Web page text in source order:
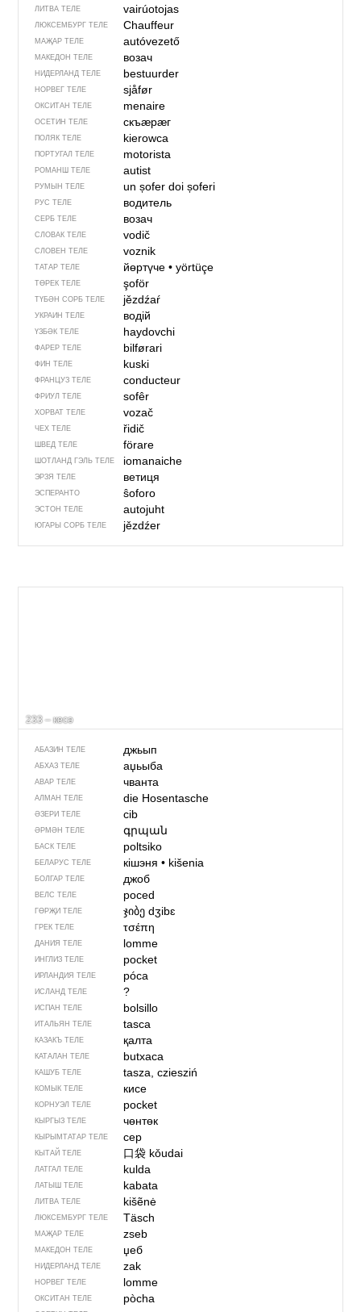
ЛИТВА ТЕЛЕ vairúotojas
ЛЮКСЕМБУРГ ТЕЛЕ Chauffeur
МАҖАР ТЕЛЕ autóvezető
МАКЕДОН ТЕЛЕ возач
НИДЕРЛАНД ТЕЛЕ bestuurder
НОРВЕГ ТЕЛЕ sjåfør
ОКСИТАН ТЕЛЕ menaire
ОСЕТИН ТЕЛЕ скъӕрӕг
ПОЛЯК ТЕЛЕ kierowca
ПОРТУГАЛ ТЕЛЕ motorista
РОМАНШ ТЕЛЕ autist
РУМЫН ТЕЛЕ un șoferdoi șoferi
РУС ТЕЛЕ водитель
СЕРБ ТЕЛЕ возач
СЛОВАК ТЕЛЕ vodič
СЛОВЕН ТЕЛЕ voznik
ТАТАР ТЕЛЕ йөртүче• yörtüçe
ТӨРЕК ТЕЛЕ şoför
ТҮБӘН СОРБ ТЕЛЕ jězdźaŕ
УКРАИН ТЕЛЕ водій
ҮЗБӘК ТЕЛЕ haydovchi
ФАРЕР ТЕЛЕ bilførari
ФИН ТЕЛЕ kuski
ФРАНЦУЗ ТЕЛЕ conducteur
ФРИУЛ ТЕЛЕ sofêr
ХОРВАТ ТЕЛЕ vozač
ЧЕХ ТЕЛЕ řidič
ШВЕД ТЕЛЕ förare
ШОТЛАНД ГЭЛЬ ТЕЛЕ iomanaiche
ЭРЗЯ ТЕЛЕ ветиця
ЭСПЕРАНТО ŝoforo
ЭСТОН ТЕЛЕ autojuht
ЮГАРЫ СОРБ ТЕЛЕ jězdźer
233 – кесә
АБАЗИН ТЕЛЕ джьып
АБХАЗ ТЕЛЕ аџьыба
АВАР ТЕЛЕ чванта
АЛМАН ТЕЛЕ die Hosentasche
ӘЗЕРИ ТЕЛЕ cib
ӘРМӘН ТЕЛЕ գրպան
БАСК ТЕЛЕ poltsiko
БЕЛАРУС ТЕЛЕ кішэня• kišenia
БОЛГАР ТЕЛЕ джоб
ВЕЛС ТЕЛЕ poced
ГӨРҖИ ТЕЛЕ ჯიბეdʒibɛ
ГРЕК ТЕЛЕ τσέπη
ДАНИЯ ТЕЛЕ lomme
ИНГЛИЗ ТЕЛЕ pocket
ИРЛАНДИЯ ТЕЛЕ póca
ИСЛАНД ТЕЛЕ ?
ИСПАН ТЕЛЕ bolsillo
ИТАЛЬЯН ТЕЛЕ tasca
КАЗАКЪ ТЕЛЕ қалта
КАТАЛАН ТЕЛЕ butxaca
КАШУБ ТЕЛЕ tasza, cziesziń
КОМЫК ТЕЛЕ кисе
КОРНУЭЛ ТЕЛЕ pocket
КЫРГЫЗ ТЕЛЕ чөнтөк
КЫРЫМТАТАР ТЕЛЕ cep
КЫТАЙ ТЕЛЕ 口袋 kǒudai
ЛАТГАЛ ТЕЛЕ kulda
ЛАТЫШ ТЕЛЕ kabata
ЛИТВА ТЕЛЕ kišẽnė
ЛЮКСЕМБУРГ ТЕЛЕ Täsch
МАҖАР ТЕЛЕ zseb
МАКЕДОН ТЕЛЕ џеб
НИДЕРЛАНД ТЕЛЕ zak
НОРВЕГ ТЕЛЕ lomme
ОКСИТАН ТЕЛЕ pòcha